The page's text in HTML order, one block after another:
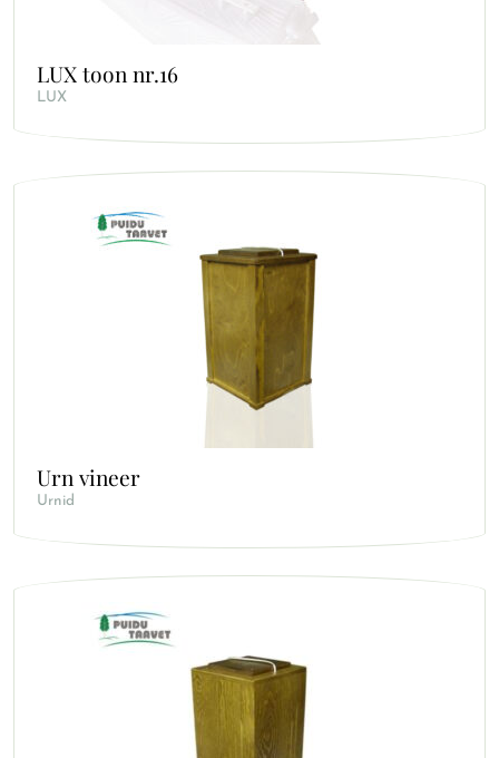
LUX toon nr.16
LUX
Urn vineer
Urnid